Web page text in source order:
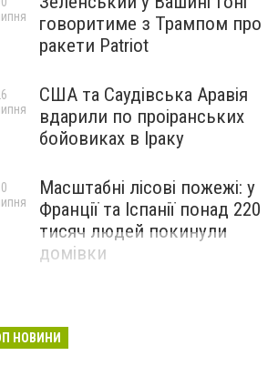
говоритиме з Трампом про
ракети Patriot
США та Саудівська Аравія
вдарили по проіранських
бойовиках в Іраку
Масштабні лісові пожежі: у
Франції та Іспанії понад 220
тисяч людей покинули
домівки
НОВИНИ